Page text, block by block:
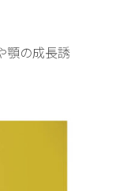
顎の成長誘